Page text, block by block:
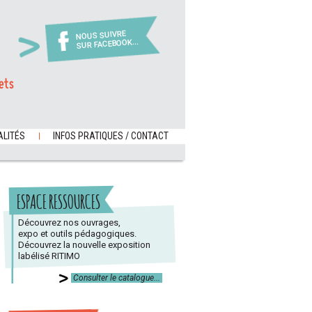
NOUS SUIVRE
SUR FACEBOOK...
INFOS PRATIQUES / CONTACT
ESPACE RESSOURCES
Découvrez nos ouvrages,
expo et outils pédagogiques.
Découvrez la nouvelle exposition
labélisé RITIMO
Consulter le catalogue...